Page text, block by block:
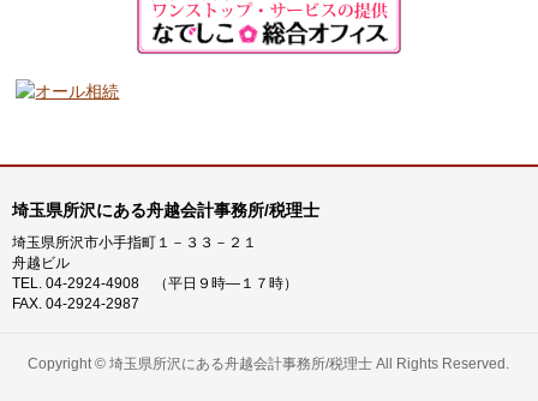
ー
埼玉県所沢にある舟越会計事務所/税理士
埼玉県所沢市小手指町１－３３－２１
舟越ビル
TEL. 04-2924-4908 （平日９時―１７時）
FAX. 04-2924-2987
Copyright ©埼玉県所沢にある舟越会計事務所/税理士 All Rights Reserved.